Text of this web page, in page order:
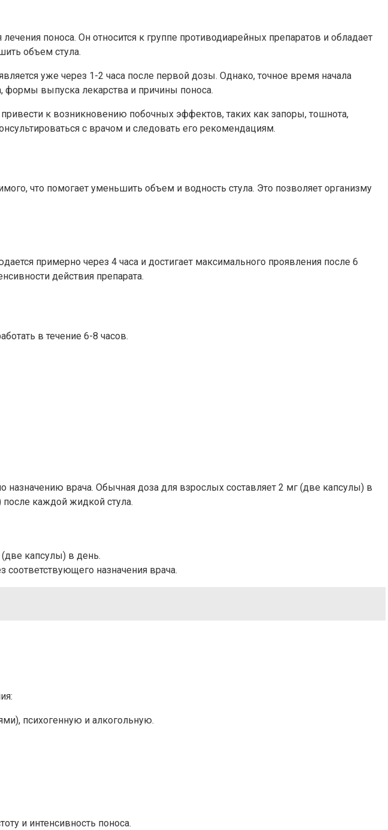
поноса. Он относится к группе противодиарейных препаратов и обладает
объем стула.
уже через 1-2 часа после первой дозы. Однако, точное время начала
формы выпуска лекарства и причины поноса.
к возникновению побочных эффектов, таких как запоры, тошнота,
с врачом и следовать его рекомендациям.
что помогает уменьшить объем и водность стула. Это позволяет организму
примерно через 4 часа и достигает максимального проявления после 6
действия препарата.
в течение 6-8 часов.
врача. Обычная доза для взрослых составляет 2 мг (две капсулы) в
каждой жидкой стула.
капсулы) в день.
назначения врача.
психогенную и алкогольную.
и интенсивность поноса.